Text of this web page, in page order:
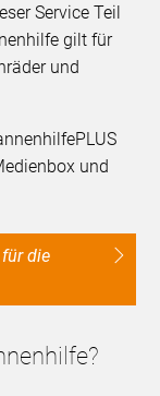
Service Teil
gilt für
und
und